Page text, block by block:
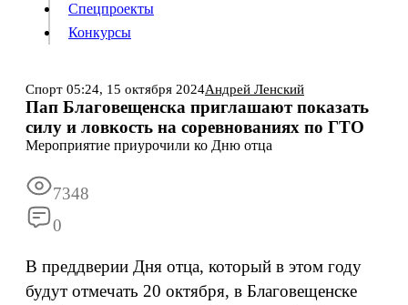
ИнформацияПодпискаРеклама Все новости
Спецпроекты
Конкурсы
Спорт 05:24, 15 октября 2024Андрей Ленский
Пап Благовещенска приглашают показать
силу и ловкость на соревнованиях по ГТО
Мероприятие приурочили ко Дню отца
7348
0
В преддверии Дня отца, который в этом году
будут отмечать 20 октября, в Благовещенске